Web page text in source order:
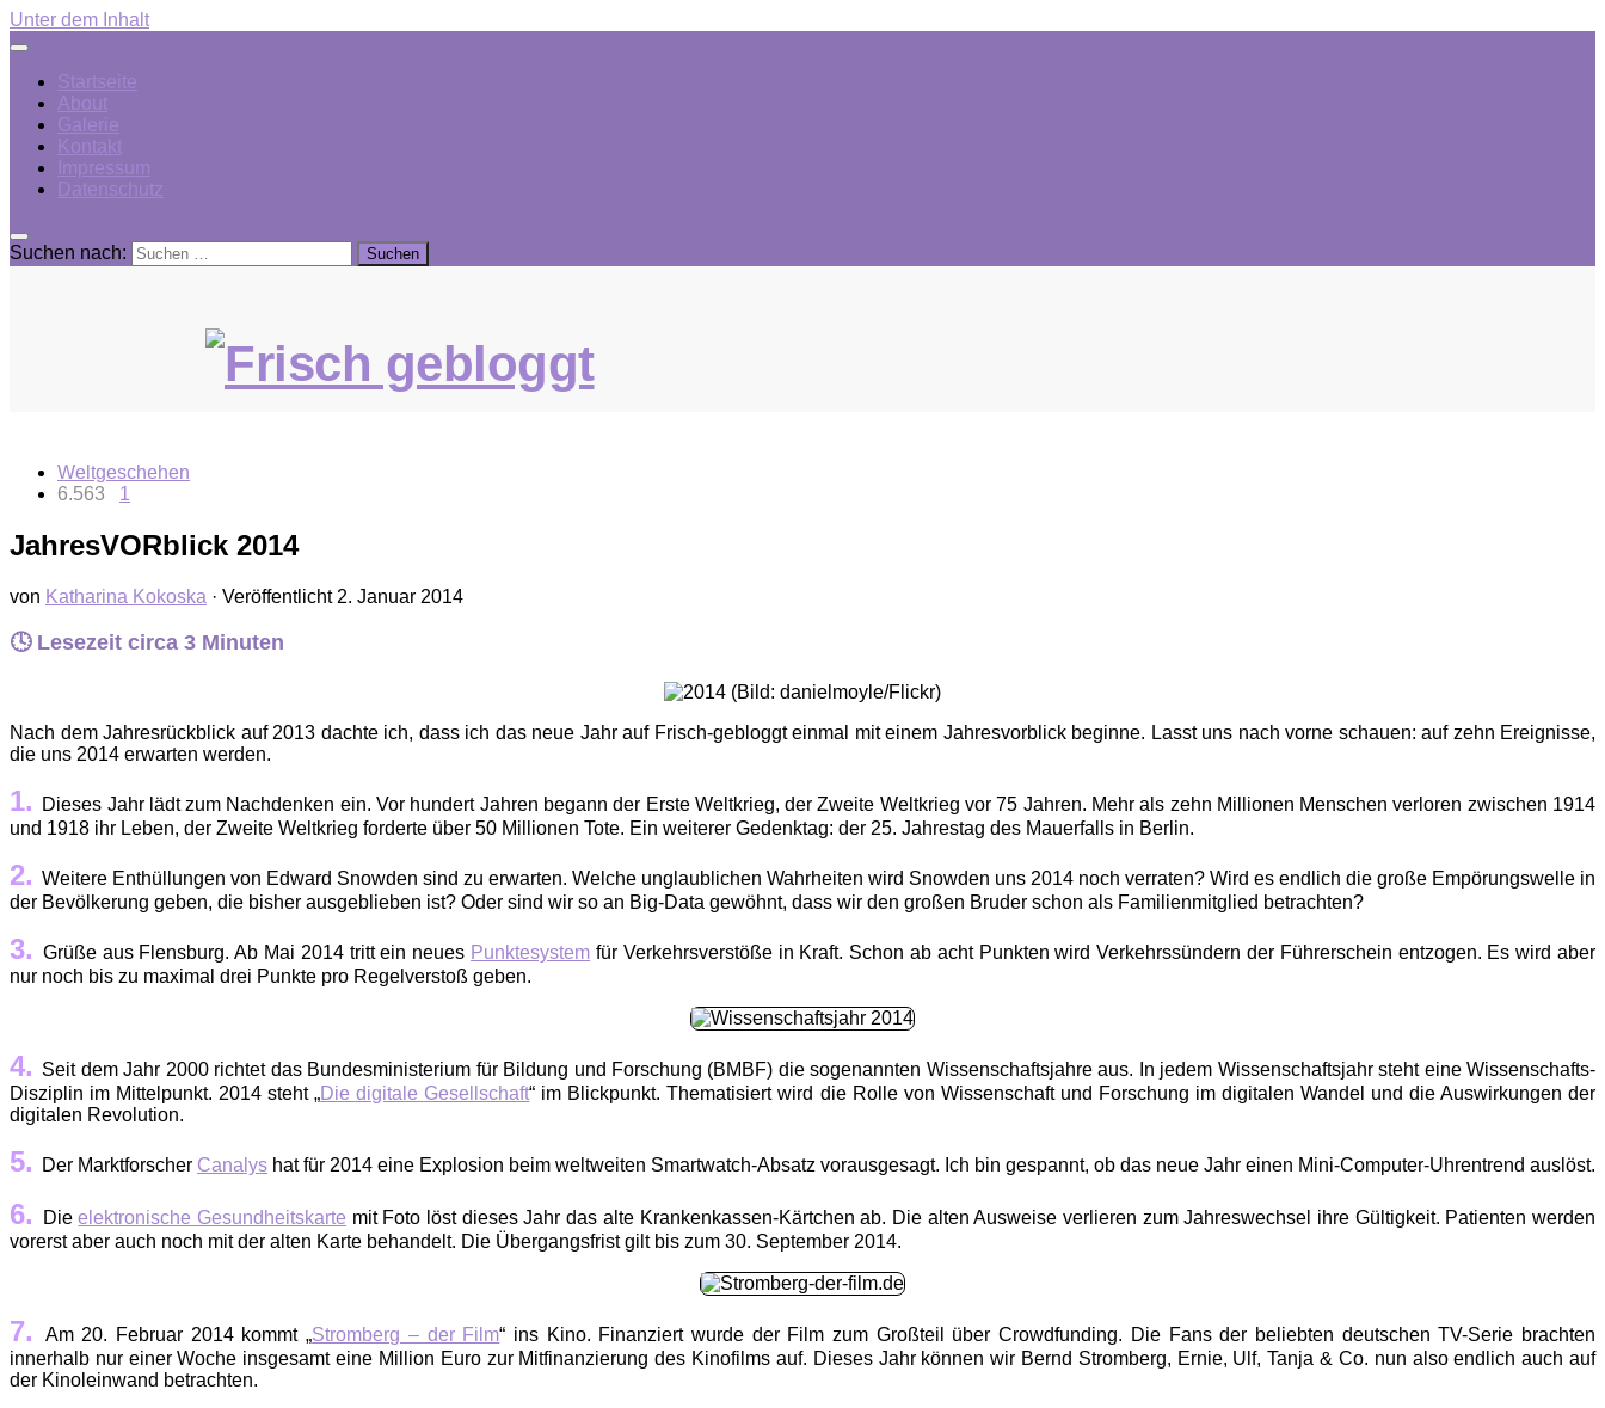
Unter dem Inhalt
Startseite
About
Galerie
Kontakt
Impressum
Datenschutz
Suchen nach:
Weltgeschehen
6.563 1
JahresVORblick 2014
von Katharina Kokoska · Veröffentlicht 2. Januar 2014
🕓 Lesezeit circa 3 Minuten
Nach dem Jahresrückblick auf 2013 dachte ich, dass ich das neue Jahr auf Frisch-gebloggt einmal mit einem Jahresvorblick beginne. Lasst uns nach vorne schauen: auf zehn Ereignisse,
die uns 2014 erwarten werden.
1.
Dieses Jahr lädt zum Nachdenken ein. Vor hundert Jahren begann der Erste Weltkrieg, der Zweite Weltkrieg vor 75 Jahren. Mehr als zehn Millionen Menschen verloren zwischen 1914
und 1918 ihr Leben, der Zweite Weltkrieg forderte über 50 Millionen Tote. Ein weiterer Gedenktag: der 25. Jahrestag des Mauerfalls in Berlin.
2. Weitere Enthüllungen von Edward Snowden sind zu erwarten. Welche unglaublichen Wahrheiten wird Snowden uns 2014 noch verraten? Wird es endlich die große Empörungswelle in
der Bevölkerung geben, die bisher ausgeblieben ist? Oder sind wir so an Big-Data gewöhnt, dass wir den großen Bruder schon als Familienmitglied betrachten?
3. Grüße aus Flensburg. Ab Mai 2014 tritt ein neues Punktesystem für Verkehrsverstöße in Kraft. Schon ab acht Punkten wird Verkehrssündern der Führerschein entzogen. Es wird aber
nur noch bis zu maximal drei Punkte pro Regelverstoß geben.
4. Seit dem Jahr 2000 richtet das Bundesministerium für Bildung und Forschung (BMBF) die sogenannten Wissenschaftsjahre aus. In jedem Wissenschaftsjahr steht eine Wissenschafts-
Disziplin im Mittelpunkt. 2014 steht „Die digitale Gesellschaft“ im Blickpunkt. Thematisiert wird die Rolle von Wissenschaft und Forschung im digitalen Wandel und die Auswirkungen der
digitalen Revolution.
5. Der Marktforscher Canalys hat für 2014 eine Explosion beim weltweiten Smartwatch-Absatz vorausgesagt. Ich bin gespannt, ob das neue Jahr einen Mini-Computer-Uhrentrend auslöst.
6. Dieelektronische Gesundheitskarte mit Foto löst dieses Jahr das alte Krankenkassen-Kärtchen ab. Die alten Ausweise verlieren zum Jahreswechsel ihre Gültigkeit. Patienten werden
vorerst aber auch noch mit der alten Karte behandelt. Die Übergangsfrist gilt bis zum 30. September 2014.
7. Am 20. Februar 2014 kommt „Stromberg – der Film“ ins Kino. Finanziert wurde der Film zum Großteil über Crowdfunding. Die Fans der beliebten deutschen TV-Serie brachten
innerhalb nur einer Woche insgesamt eine Million Euro zur Mitfinanzierung des Kinofilms auf. Dieses Jahr können wir Bernd Stromberg, Ernie, Ulf, Tanja & Co. nun also endlich auch auf
der Kinoleinwand betrachten.